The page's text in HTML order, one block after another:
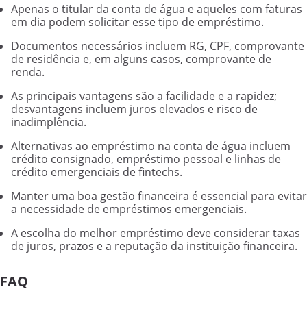
Apenas o titular da conta de água e aqueles com faturas
em dia podem solicitar esse tipo de empréstimo.
Documentos necessários incluem RG, CPF, comprovante
de residência e, em alguns casos, comprovante de
renda.
As principais vantagens são a facilidade e a rapidez;
desvantagens incluem juros elevados e risco de
inadimplência.
Alternativas ao empréstimo na conta de água incluem
crédito consignado, empréstimo pessoal e linhas de
crédito emergenciais de fintechs.
Manter uma boa gestão financeira é essencial para evitar
a necessidade de empréstimos emergenciais.
A escolha do melhor empréstimo deve considerar taxas
de juros, prazos e a reputação da instituição financeira.
FAQ